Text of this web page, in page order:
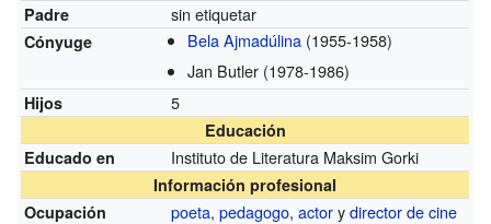
Padre
sin etiquetar
Cónyuge Bela Ajmadúlina (1955-1958)
Jan Butler (1978-1986)
Hijos 5
Educación
Educado en
Instituto de Literatura Maksim Gorki
Información profesional
Ocupación
poeta,pedagogo,actorydirector de cine